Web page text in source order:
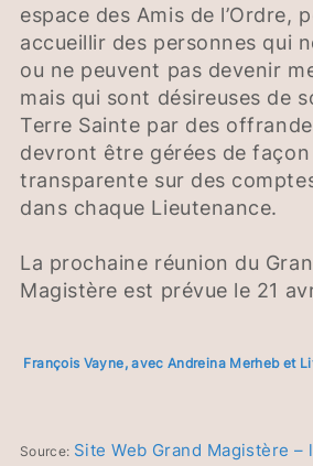
espace des Amis de l’Ordre,
accueillir des personnes qui
ou ne peuvent pas devenir
mais qui sont désireuses de
Terre Sainte par des
devront être gérées de façon
transparente sur des
dans chaque Lieutenance.
La prochaine réunion du
Magistère est prévue le 21
François Vayne, avec Andreina Merheb et
Source: Site Web Grand Magistère –